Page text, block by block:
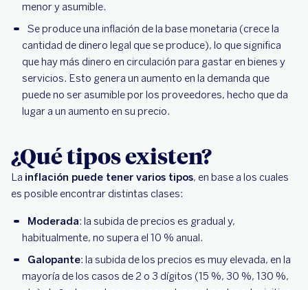
menor y asumible.
Se produce una inflación de la base monetaria (crece la
cantidad de dinero legal que se produce), lo que significa
que hay más dinero en circulación para gastar en bienes y
servicios. Esto genera un aumento en la demanda que
puede no ser asumible por los proveedores, hecho que da
lugar a un aumento en su precio.
¿Qué tipos existen?
La inflación puede tener varios tipos, en base a los cuales
es posible encontrar distintas clases:
Moderada: la subida de precios es gradual y,
habitualmente, no supera el 10 % anual.
Galopante: la subida de los precios es muy elevada, en la
mayoría de los casos de 2 o 3 dígitos (15 %, 30 %, 130 %,